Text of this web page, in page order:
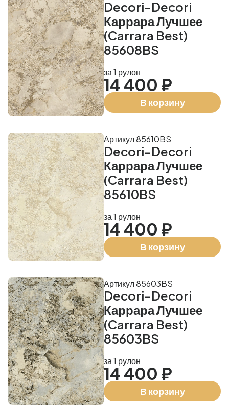
Decori-Decori
Каррара Лучшее
(Carrara Best)
85608BS
за 1 рулон
14 400 ₽
В корзину
Decori-Decori
Каррара Лучшее
(Carrara Best)
85610BS
Артикул 85610BS
за 1 рулон
14 400 ₽
В корзину
Decori-Decori
Каррара Лучшее
(Carrara Best)
85603BS
Артикул 85603BS
за 1 рулон
14 400 ₽
В корзину